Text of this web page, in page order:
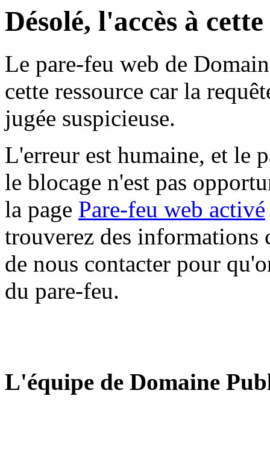
Désolé, l'accès à
Le pare-feu web de
cette ressource car la
jugée suspicieuse.
L'erreur est humaine, et le
le blocage n'est pas
la page Pare-feu web activé
trouverez des informations
de nous contacter pour
du pare-feu.
L'équipe de Domaine